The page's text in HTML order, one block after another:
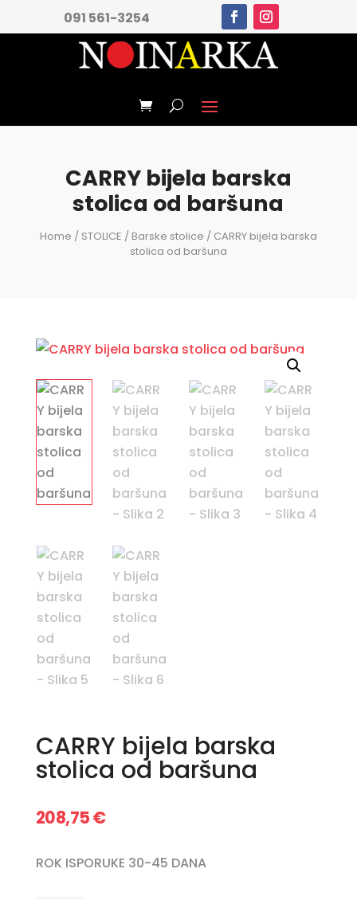
091 561-3254
CARRY bijela barska
stolica od baršuna
Home / STOLICE / Barske stolice / CARRY bijela barska
stolica od baršuna
CARRY bijela barska
stolica od baršuna
208,75€
ROK ISPORUKE 30-45 DANA